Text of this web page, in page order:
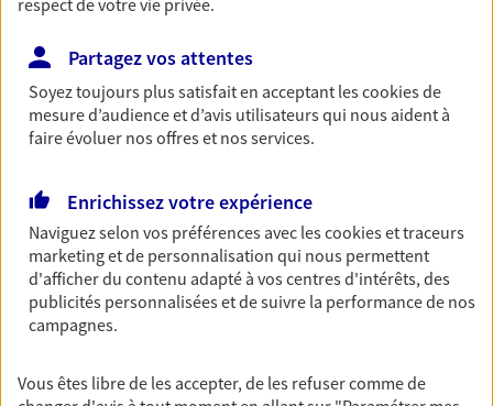
Épargne
immobilier, études des enfants ou voyage autour
du monde… Épargnez à votre rythme et
simplement, selon votre profil.
Préparez sereinement ce nouveau chapitre de
votre vie avec les conseils d'un expert. Découvrez
notre solution PER (Plan Epargne Retraite)
spécialement conçue pour la retraite.
Couvrez vos dépenses de santé ainsi que celles de
respect de votre vie privée.
Partagez vos attentes
Soyez toujours plus satisfait en acceptant lescookiesde
mesure d’audience et d’avis utilisateurs qui nous aident à
faire évoluer nos offres et nos services.
Enrichissez votre expérience
Naviguez selon vos préférences avec lescookies et traceurs
marketing et de personnalisation qui nous permettent
d'afficher du contenu adapté à vos centres d'intérêts, des
publicités personnalisées et de suivre la performance de nos
campagnes.
Vous êtes libre de les accepter, de les refuser comme de